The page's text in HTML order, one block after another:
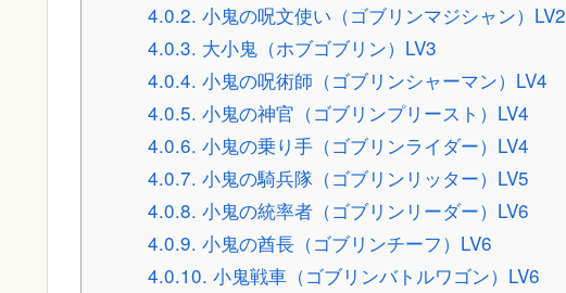
4.0.2. 小鬼の呪文使い（ゴブリンマジシャン）LV2
4.0.3. 大小鬼（ホブゴブリン）LV3
4.0.4. 小鬼の呪術師（ゴブリンシャーマン）LV4
4.0.5. 小鬼の神官（ゴブリンプリースト）LV4
4.0.6. 小鬼の乗り手（ゴブリンライダー）LV4
4.0.7. 小鬼の騎兵隊（ゴブリンリッター）LV5
4.0.8. 小鬼の統率者（ゴブリンリーダー）LV6
4.0.9. 小鬼の酋長（ゴブリンチーフ）LV6
4.0.10. 小鬼戦車（ゴブリンバトルワゴン）LV6